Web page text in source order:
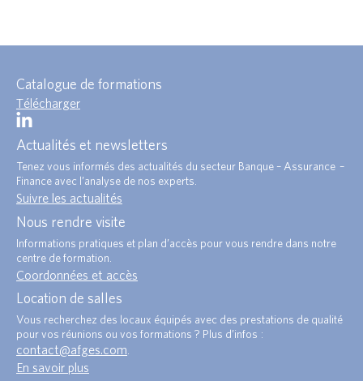
Catalogue de formations
Télécharger
Actualités et newsletters
Tenez vous informés des actualités du secteur Banque – Assurance –
Finance avec l’analyse de nos experts.
Suivre les actualités
Nous rendre visite
Informations pratiques et plan d’accès pour vous rendre dans notre
centre de formation.
Coordonnées et accès
Location de salles
Vous recherchez des locaux équipés avec des prestations de qualité
pour vos réunions ou vos formations ? Plus d’infos :
contact@afges.com
En savoir plus